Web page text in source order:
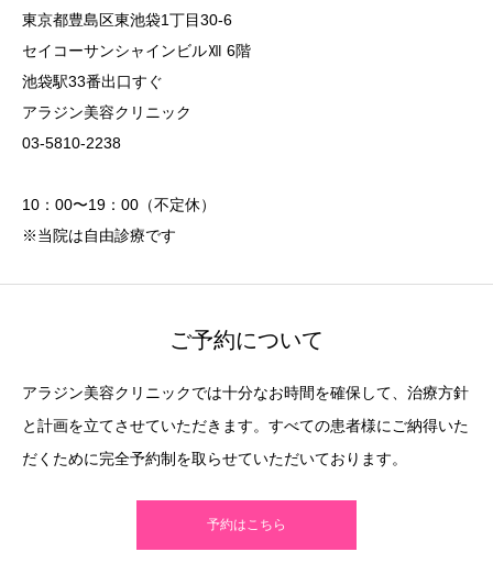
東京都豊島区東池袋1丁目30-6
セイコーサンシャインビルⅫ 6階
池袋駅33番出口すぐ
アラジン美容クリニック
03-5810-2238
10：00〜19：00（不定休）
※当院は自由診療です
ご予約について
アラジン美容クリニックでは十分なお時間を確保して、治療方針
と計画を立てさせていただきます。すべての患者様にご納得いた
だくために完全予約制を取らせていただいております。
予約はこちら